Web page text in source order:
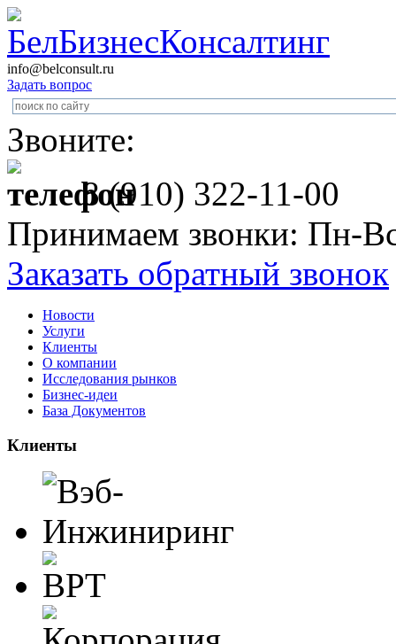
info@belconsult.ru
Задать вопрос
Звоните:
8 (910) 322-11-00
Принимаем звонки: Пн-
Заказать обратный звонок
Новости
Услуги
Клиенты
О компании
Исследования рынков
Бизнес-идеи
База Документов
Клиенты